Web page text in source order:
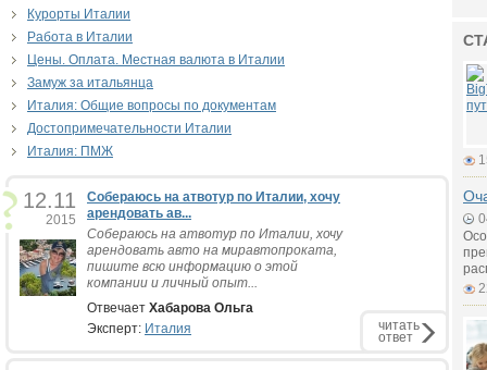
Курорты Италии
Работа в Италии
Цены. Оплата. Местная валюта в Италии
Замуж за итальянца
Италия: Общие вопросы по документам
Достопримечательности Италии
Италия: ПМЖ
12.11
2015
Собераюсь на атвотур по Италии, хочу
арендовать ав...
Собераюсь на атвотур по Италии, хочу
арендовать авто на миравтопроката,
пишите всю информацию о этой
компании и личный опыт...
Отвечает Хабарова Ольга
Эксперт: Италия читать
ответ